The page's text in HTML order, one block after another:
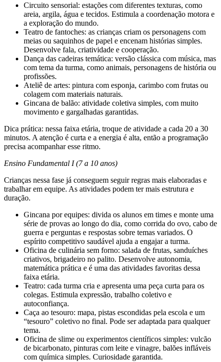
Circuito sensorial: estações com diferentes texturas, como
areia, argila, água e tecidos. Estimula a coordenação motora e
a exploração do mundo.
Teatro de fantoches: as crianças criam os personagens com
meias ou saquinhos de papel e encenam histórias simples.
Desenvolve fala, criatividade e cooperação.
Dança das cadeiras temática: versão clássica com música, mas
com tema da turma, como animais, personagens de história ou
profissões.
Ateliê de artes: pintura com esponja, carimbo com frutas ou
colagem com materiais naturais.
Gincana de balão: atividade coletiva simples, com muito
movimento e gargalhadas garantidas.
Dica prática: nessa faixa etária, troque de atividade a cada 20 a 30
minutos. A atenção é curta e a energia é alta, então a programação
precisa acompanhar esse ritmo.
Ensino Fundamental I (7 a 10 anos)
Crianças nessa fase já conseguem seguir regras mais elaboradas e
trabalhar em equipe. As atividades podem ter mais estrutura e
duração.
Gincana por equipes: divida os alunos em times e monte uma
série de provas ao longo do dia, como corrida do ovo, cabo de
guerra e perguntas e respostas sobre temas variados. O
espírito competitivo saudável ajuda a engajar a turma.
Oficina de culinária sem forno: salada de frutas, sanduíches
criativos, brigadeiro no palito. Desenvolve autonomia,
matemática prática e é uma das atividades favoritas dessa
faixa etária.
Teatro: cada turma cria e apresenta uma peça curta para os
colegas. Estimula expressão, trabalho coletivo e
autoconfiança.
Caça ao tesouro: mapa, pistas escondidas pela escola e um
“tesouro” coletivo no final. Pode ser adaptada para qualquer
tema.
Oficina de slime ou experimentos científicos simples: vulcão
de bicarbonato, pinturas com leite e vinagre, balões infláveis
com química simples. Curiosidade garantida.